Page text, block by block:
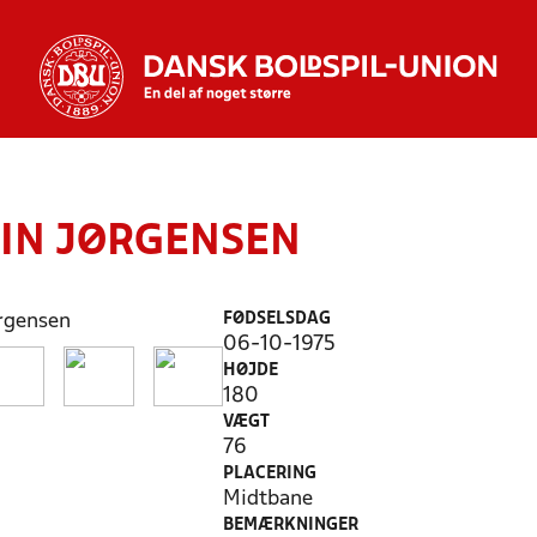
JØRGENSEN
FØDSELSDAG
06-10-1975
HØJDE
180
VÆGT
76
PLACERING
Midtbane
BEMÆRKNINGER